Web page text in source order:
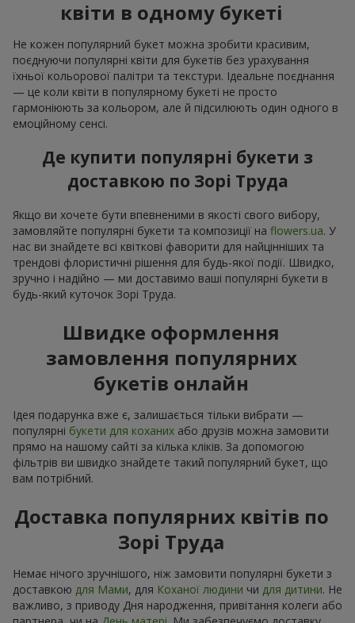
квіти в одному букеті
Не кожен популярний букет можна зробити красивим,
поєднуючи популярні квіти для букетів без урахування
їхньої кольорової палітри та текстури. Ідеальне поєднання
— це коли квіти в популярному букеті не просто
гармоніюють за кольором, але й підсилюють один одного в
емоційному сенсі.
Де купити популярні букети з
доставкою по Зорі Труда
Якщо ви хочете бути впевненими в якості свого вибору,
замовляйте популярні букети та композиції на flowers.ua. У
нас ви знайдете всі квіткові фаворити для найцінніших та
трендові флористичні рішення для будь-якої події. Швидко,
зручно і надійно — ми доставимо ваші популярні букети в
будь-який куточок Зорі Труда.
Швидке оформлення
замовлення популярних
букетів онлайн
Ідея подарунка вже є, залишається тільки вибрати —
популярні букети для коханих або друзів можна замовити
прямо на нашому сайті за кілька кліків. За допомогою
фільтрів ви швидко знайдете такий популярний букет, що
вам потрібний.
Доставка популярних квітів по
Зорі Труда
Немає нічого зручнішого, ніж замовити популярні букети з
доставкою для Мами, для Коханої людини чи для дитини. Не
важливо, з приводу Дня народження, привітання колеги або